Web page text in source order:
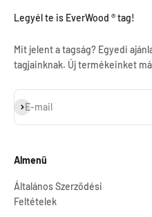
Legyél te is EverWood ® tag!
Mit jelent a tagság? Egyedi
tagjainknak. Új termékeinket
E-mail
Feliratkozás
Almenü
Általános Szerződési
Feltételek